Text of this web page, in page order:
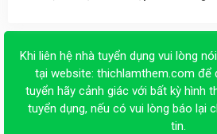
Khi liên hệ nhà tuyển dụng vui lòng
tại website: thichlamthem.com để
tuyển hãy cảnh giác với bất kỳ hình
tuyển dụng, nếu có vui lòng báo lại
tin.